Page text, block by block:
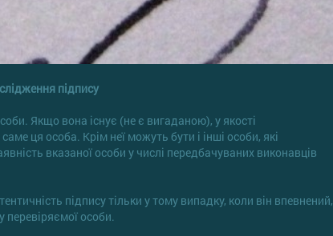
підпису
Якщо вона існує (не є вигаданою), у якості
ця особа. Крім неї можуть бути і інші особи, які
вказаної особи у числі передбачуваних виконавців
підпису тільки у тому випадку, коли він впевнений,
особи.